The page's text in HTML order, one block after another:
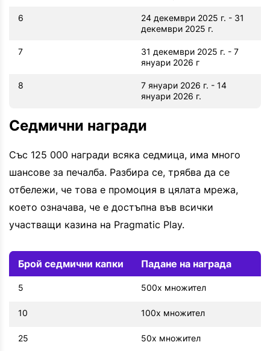
6
24 декември 2025 г. - 31
декември 2025 г.
7
31 декември 2025 г. - 7
януари 2026 г
8
7 януари 2026 г. - 14
януари 2026 г.
Седмични награди
Със 125 000 награди всяка седмица, има много
шансове за печалба. Разбира се, трябва да се
отбележи, че това е промоция в цялата мрежа,
което означава, че е достъпна във всички
участващи казина на Pragmatic Play.
Брой седмични капки Падане на награда
5 500x множител
10 100x множител
25 50x множител